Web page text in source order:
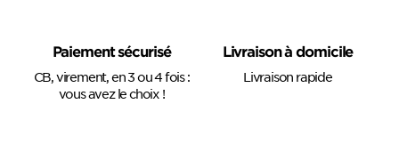
Paiement sécurisé
CB, virement, en 3 ou 4 fois :
vous avez le choix !
Livraison à domicile
Livraison rapide